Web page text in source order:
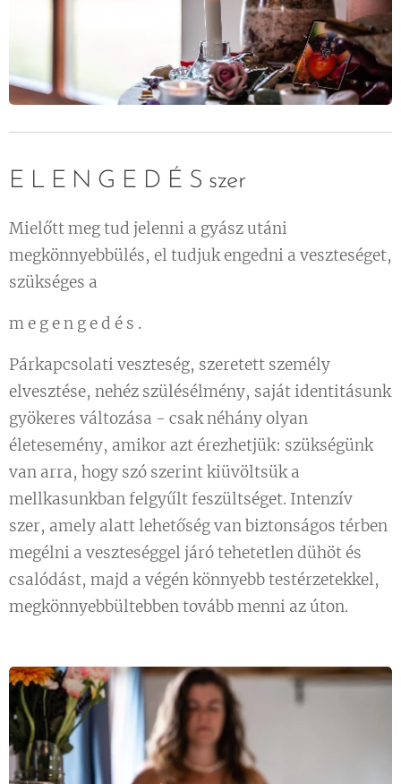
E L E N G E D É S szer
Mielőtt meg tud jelenni a gyász utáni
megkönnyebbülés, el tudjuk engedni a veszteséget,
szükséges a
m e g e n g e d é s .
Párkapcsolati veszteség, szeretett személy
elvesztése, nehéz szülésélmény, saját identitásunk
gyökeres változása - csak néhány olyan
életesemény, amikor azt érezhetjük: szükségünk
van arra, hogy szó szerint kiüvöltsük a
mellkasunkban felgyűlt feszültséget. Intenzív
szer, amely alatt lehetőség van biztonságos térben
megélni a veszteséggel járó tehetetlen dühöt és
csalódást, majd a végén könnyebb testérzetekkel,
megkönnyebbültebben tovább menni az úton.